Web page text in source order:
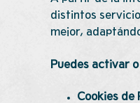
distintos
mejor,
Puedes activar
Cookies de